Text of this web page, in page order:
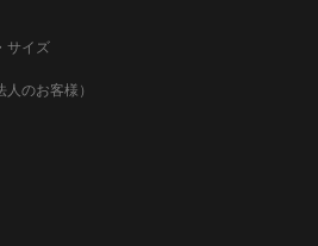
サイズ
のお客様）